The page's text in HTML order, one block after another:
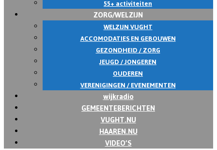
55+ activiteiten
ZORG/WELZIJN
WELZIJN VUGHT
ACCOMODATIES EN GEBOUWEN
GEZONDHEID / ZORG
JEUGD / JONGEREN
OUDEREN
VERENIGINGEN / EVENEMENTEN
wijkradio
GEMEENTEBERICHTEN
VUGHT.NU
HAAREN.NU
VIDEO’S